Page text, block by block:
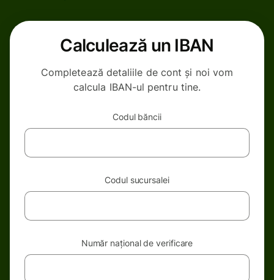
Calculează un IBAN
Completează detaliile de cont și noi vom
calcula IBAN-ul pentru tine.
Codul băncii
Codul sucursalei
Număr național de verificare